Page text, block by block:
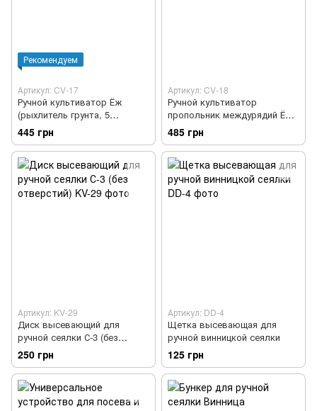
Рекомендуем
Артикул: CV-17
Ручной культиватор Ёж
(рыхлитель грунта, 5
алюминиевых звезд)
445 грн
Артикул: CV-18
Ручной культиватор
пропольник междурядий Ёж
(на 7 алюминиевых звезд)
485 грн
Артикул: KV-29
Диск высевающий для
ручной сеялки С-3 (без
отверстий)
250 грн
Артикул: DD-4
Щетка высевающая для
ручной винницкой сеялки
125 грн